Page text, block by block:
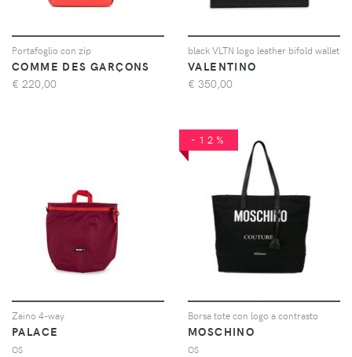
Portafoglio con zip
COMME DES GARÇONS
€ 220,00
black VLTN logo leather bifold wallet
VALENTINO
€ 350,00
Zaino 4-way
PALACE
OS
-12%
Borsa tote con logo a contrasto
MOSCHINO
OS